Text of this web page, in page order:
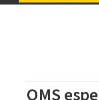
OMS